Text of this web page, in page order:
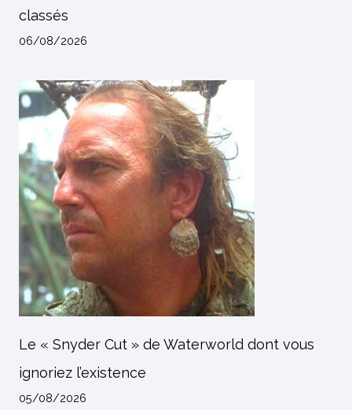
classés
06/08/2026
Le « Snyder Cut » de Waterworld dont vous
ignoriez l’existence
05/08/2026